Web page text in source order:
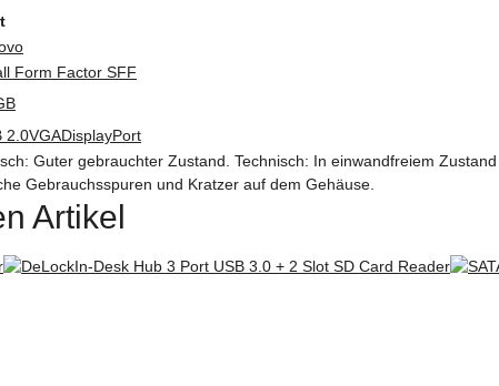
Form Factor SFF
2.0VGADisplayPort
Guter gebrauchter Zustand. Technisch: In einwandfreiem
Gebrauchsspuren und Kratzer auf dem Gehäuse.
Artikel